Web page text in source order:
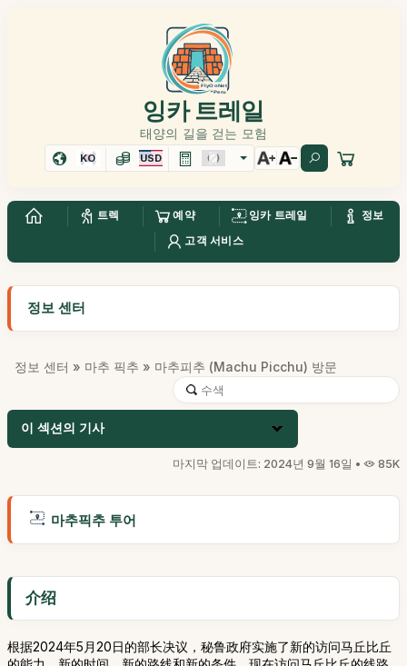
잉카 트레일
태양의 길을 걷는 모험
KO USD
트렉 예약 잉카 트레일
정보
고객 서비스
정보 센터
정보 센터 » 마추 픽추 » 마추피추 (Machu Picchu) 방문
이 섹션의 기사
마지막 업데이트: 2024년 9월 16일 • 85K
마추픽추 투어
介绍
根据2024年5月20日的部长决议，秘鲁政府实施了新的访问马丘比丘